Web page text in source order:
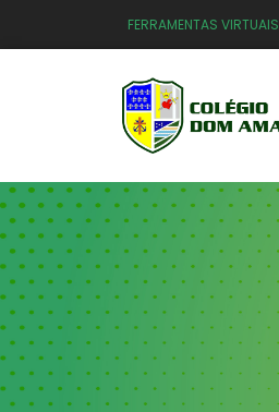
FERRAMENTAS VIRTUAIS